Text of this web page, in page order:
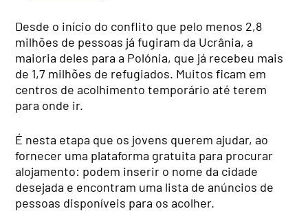
Desde o início do conflito que pelo menos 2,8
milhões de pessoas já fugiram da Ucrânia, a
maioria deles para a Polónia, que já recebeu mais
de 1,7 milhões de refugiados. Muitos ficam em
centros de acolhimento temporário até terem
para onde ir.
É nesta etapa que os jovens querem ajudar, ao
fornecer uma plataforma gratuita para procurar
alojamento: podem inserir o nome da cidade
desejada e encontram uma lista de anúncios de
pessoas disponíveis para os acolher.